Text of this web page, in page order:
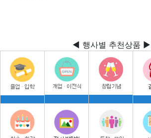
◀ 행사별 추천상품 ▶